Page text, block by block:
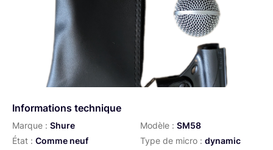
Informations technique
Marque : Shure Modèle : SM58
État : Comme neuf Type de micro : dynamic